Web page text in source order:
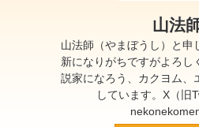
山法
山法師（やまぼうし）と申
新になりがちですがよろし
説家になろう、カクヨム、
しています。X（旧